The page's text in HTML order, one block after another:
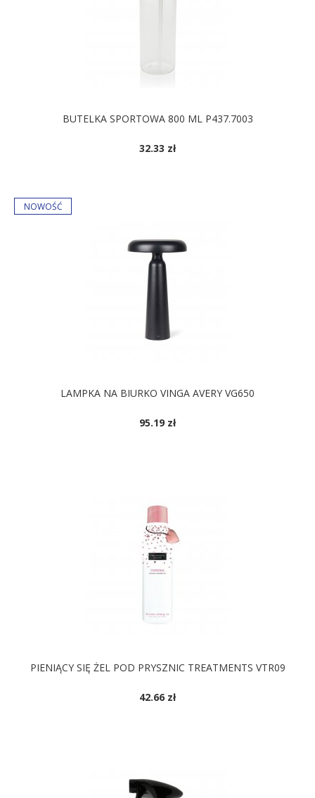
BUTELKA SPORTOWA 800 ML P437.7003
32.33 zł
LAMPKA NA BIURKO VINGA AVERY VG650
95.19 zł
PIENIĄCY SIĘ ŻEL POD PRYSZNIC TREATMENTS VTR09
42.66 zł